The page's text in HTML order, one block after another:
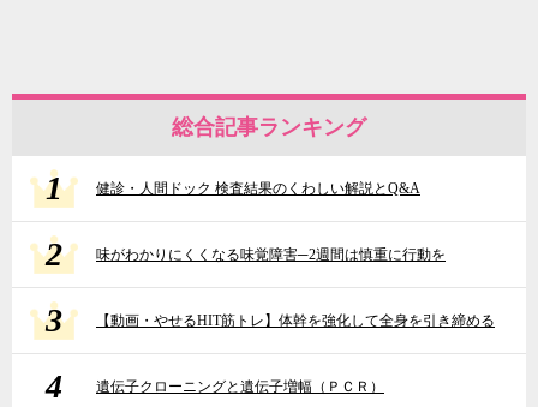
総合記事ランキング
1 健診・人間ドック 検査結果のくわしい解説とQ&A
2 味がわかりにくくなる味覚障害─2週間は慎重に行動を
3 【動画・やせるHIT筋トレ】体幹を強化して全身を引き締める
4 遺伝子クローニングと遺伝子増幅（ＰＣＲ）